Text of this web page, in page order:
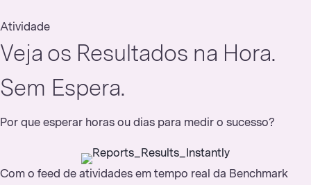
Atividade
Veja os Resultados na Hora.
Sem Espera.
Por que esperar horas ou dias para medir o sucesso?
Com o feed de atividades em tempo real da Benchmark